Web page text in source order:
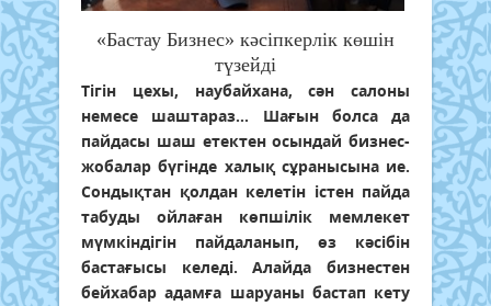
«Бастау Бизнес» кәсіпкерлік көшін
түзейді
Тігін цехы, наубайхана, сән салоны
немесе шаштараз... Шағын болса да
пайдасы шаш етектен осындай бизнес-
жобалар бүгінде халық сұранысына ие.
Сондықтан қолдан келетін істен пайда
табуды ойлаған көпшілік мемлекет
мүмкіндігін пайдаланып, өз кәсібін
бастағысы келеді. Алайда бизнестен
бейхабар адамға шаруаны бастап кету